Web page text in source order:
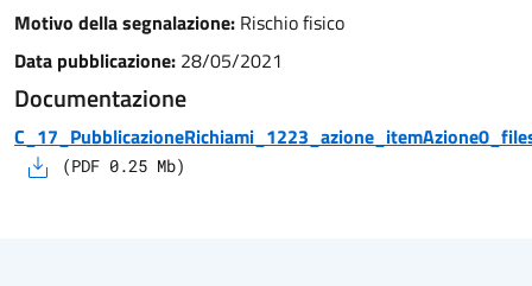
Motivo della segnalazione: Rischio fisico
Data pubblicazione: 28/05/2021
Documentazione
(PDF 0.25 Mb)